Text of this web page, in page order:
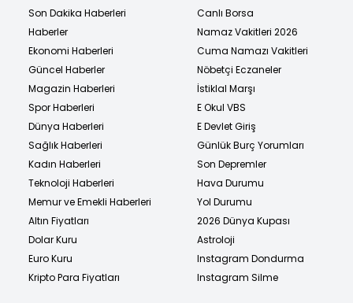
Son Dakika Haberleri
Haberler
Ekonomi Haberleri
Güncel Haberler
Magazin Haberleri
Spor Haberleri
Dünya Haberleri
Sağlık Haberleri
Kadın Haberleri
Teknoloji Haberleri
Memur ve Emekli Haberleri
Altın Fiyatları
Dolar Kuru
Euro Kuru
Kripto Para Fiyatları
Canlı Borsa
Namaz Vakitleri 2026
Cuma Namazı Vakitleri
Nöbetçi Eczaneler
İstiklal Marşı
E Okul VBS
E Devlet Giriş
Günlük Burç Yorumları
Son Depremler
Hava Durumu
Yol Durumu
2026 Dünya Kupası
Astroloji
Instagram Dondurma
Instagram Silme